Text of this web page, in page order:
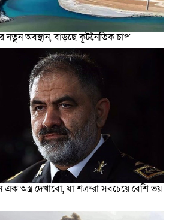
নতুন অবস্থান, বাড়ছে কূটনৈতিক চাপ
অস্ত্র দেখাবো, যা শত্রুরা সবচেয়ে বেশি ভয়